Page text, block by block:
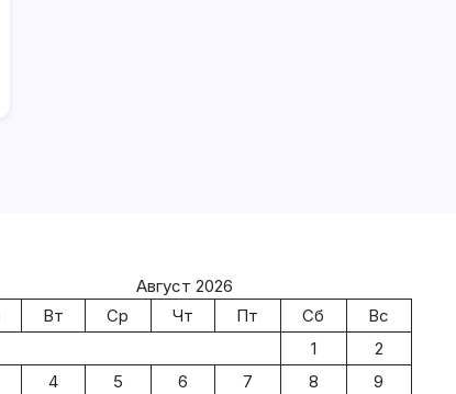
Август 2026
Вт Ср Чт Пт Сб
Вс
1
2
4 5 6 7 8
9